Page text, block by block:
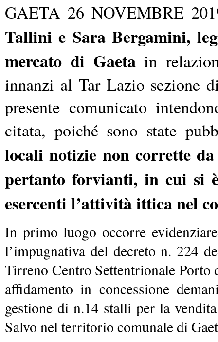
GAETA 26 NOVEMBRE
Tallini e Sara Bergamini,
mercato di Gaetain
innanzi al Tar Lazio sezione
presente comunicato
citata, poiché sono state
locali notizie non corrette
pertanto forvianti, in cui si
esercenti l’attività ittica nel
In primo luogo occorre
l’impugnativa del decreto n. 224
Tirreno Centro Settentrionale Porto
affidamento in concessione
gestione di n.14 stalli per la
Salvo nel territorio comunale di